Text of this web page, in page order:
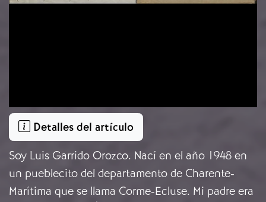
Detalles del artículo
Soy Luis Garrido Orozco. Nací en el año 1948 en
un pueblecito del departamento de Charente-
Marítima que se llama Corme-Ecluse. Mi padre era